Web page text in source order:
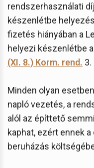
rendszerhasználati
készenlétbe
fizetés hiányában a
helyezi készenlétbe
(XI. 8.) Korm. rend. 3.
Minden olyan
napló vezetés, a
alól az építtető
kaphat, ezért ennek
beruházás